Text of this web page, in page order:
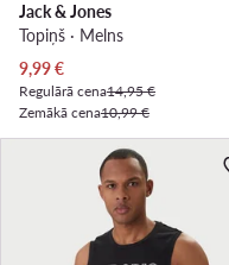
Jack & Jones
Topiņš · Melns
Pašreizējā cena
9,99€
Regulārā cena14,95 €
Zemākā cena10,99 €